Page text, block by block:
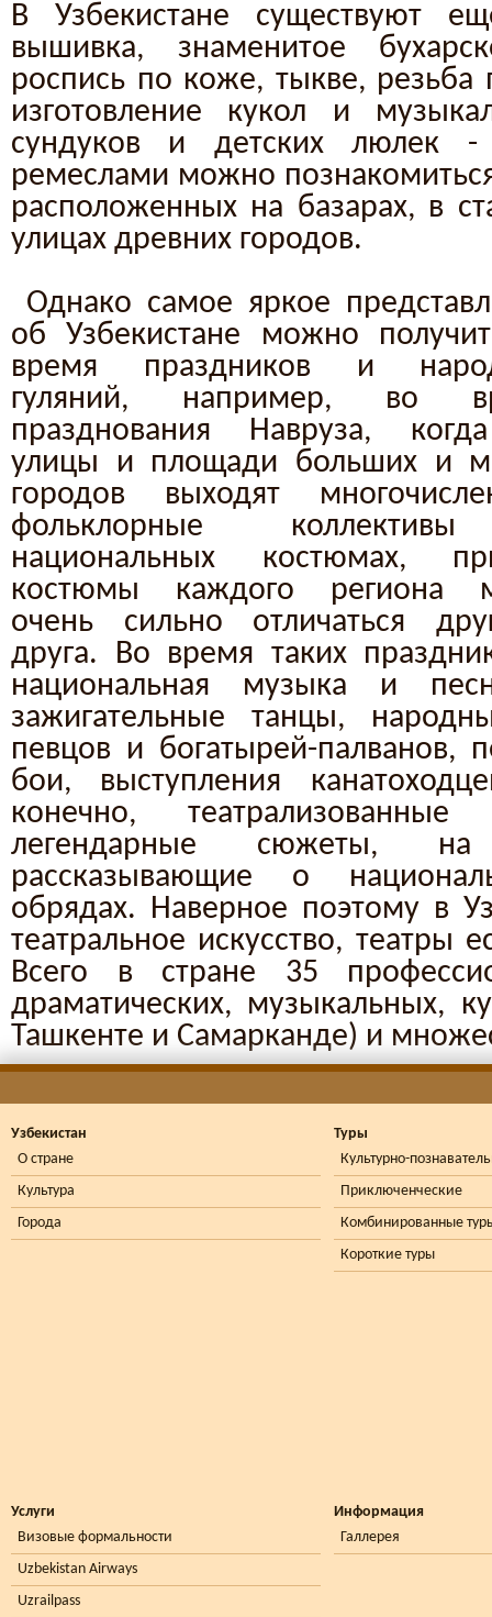
В Узбекистане существуют
вышивка, знаменитое
роспись по коже, тыкве,
изготовление кукол и
сундуков и детских люлек
ремеслами можно
расположенных на базарах, в
улицах древних городов.
Однако самое яркое
об Узбекистане можно
время праздников и
гуляний, например, во
празднования Навруза,
улицы и площади больших и
городов выходят
фольклорные
национальных костюмах,
костюмы каждого региона
очень сильно отличаться
друга. Во время таких
национальная музыка и
зажигательные танцы,
певцов и богатырей-палванов,
бои, выступления
конечно,
легендарные сюжеты,
рассказывающие о
обрядах. Наверное поэтому в
театральное искусство, театры
Всего в стране 35
драматических, музыкальных,
Ташкенте и Самарканде) и
Узбекистан
О стране
Культура
Города
Туры
Культурно-
Приключенческие
Комбинированные
Короткие туры
Услуги
Визовые формальности
Uzbekistan Airways
Uzrailpass
Информация
Галлерея